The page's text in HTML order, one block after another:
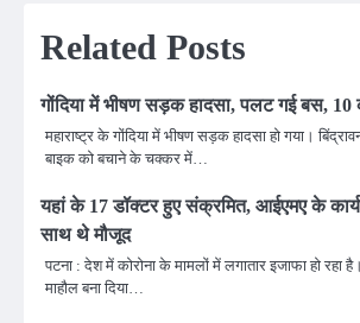
Related Posts
गोंदिया में भीषण सड़क हादसा, पलट गई बस, 10
महाराष्ट्र के गोंदिया में भीषण सड़क हादसा हो गया।
बाइक को बचाने के चक्कर में…
यहां के 17 डॉक्टर हुए संक्रमित, आईएमए के
साथ थे मौजूद
पटना : देश में कोरोना के मामलों में लगातार इजाफा हो रहा
माहौल बना दिया…